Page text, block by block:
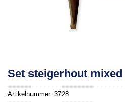
Set steigerhout mixed
Artikelnummer: 3728